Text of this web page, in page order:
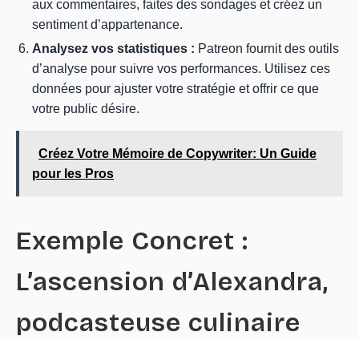
aux commentaires, faites des sondages et créez un
sentiment d’appartenance.
Analysez vos statistiques : Patreon fournit des outils
d’analyse pour suivre vos performances. Utilisez ces
données pour ajuster votre stratégie et offrir ce que
votre public désire.
Créez Votre Mémoire de Copywriter: Un Guide
pour les Pros
Exemple Concret :
L’ascension d’Alexandra,
podcasteuse culinaire